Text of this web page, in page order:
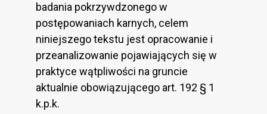
badania pokrzywdzonego w
postępowaniach karnych, celem
niniejszego tekstu jest opracowanie i
przeanalizowanie pojawiających się w
praktyce wątpliwości na gruncie
aktualnie obowiązującego art. 192 § 1
k.p.k.